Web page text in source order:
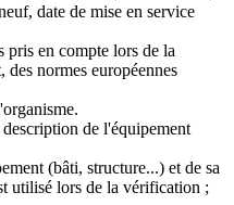
date de mise en service
pris en compte lors de la
normes européennes
de l'équipement
(bâti, structure...) et de sa
utilisé lors de la vérification ;